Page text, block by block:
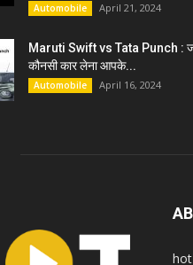
Automobile April 21, 2024
Maruti Swift vs Tata Punch :
कौनसी कार लेना आपके...
Automobile April 16, 2024